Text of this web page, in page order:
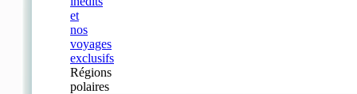
et
nos
voyages
exclusifs
Régions
polaires